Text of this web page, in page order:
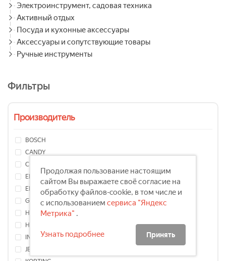
Электроинструмент, садовая техника
Активный отдых
Посуда и кухонные аксессуары
Аксессуары и сопутствующие товары
Ручные инструменты
Фильтры
Производитель
BOSCH
CANDY
CENTEK
ELECTROLUX
ELIKOR
GORENJE
HANSA
HOMSair
INDESIT
JET AIR
Продолжая пользование настоящим
сайтом Вы выражаете своё согласие на
обработку файлов-cookie, в том числе и
с использованием сервиса "Яндекс
Метрика" .
Узнать подробнее Принять